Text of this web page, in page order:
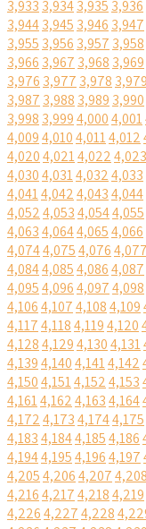
3,933 3,9343,935 3,936
3,9443,945 3,946 3,947
3,955 3,956 3,957 3,958
3,966 3,967 3,968 3,969
3,976 3,977 3,978 3,979
3,987 3,988 3,989 3,990
3,998 3,9994,0004,001
4,0094,0104,0114,012
4,0204,0214,0224,023
4,0304,0314,0324,033
4,0414,0424,0434,044
4,0524,0534,0544,055
4,0634,0644,0654,066
4,0744,0754,0764,077
4,0844,0854,0864,087
4,0954,0964,0974,098
4,1064,1074,1084,109
4,1174,1184,1194,120
4,1284,1294,1304,131
4,1394,1404,1414,142
4,1504,1514,1524,153
4,1614,1624,1634,164
4,1724,1734,1744,175
4,1834,1844,1854,186
4,1944,1954,1964,197
4,2054,2064,2074,208
4,2164,2174,2184,219
4,2264,2274,228